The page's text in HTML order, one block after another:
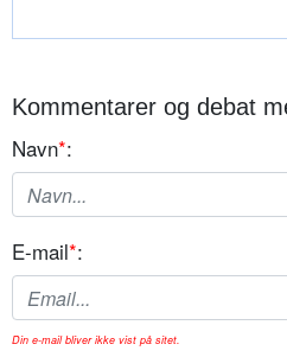
Kommentarer og debat
Navn*:
E-mail*:
Din e-mail bliver ikke vist på sitet.